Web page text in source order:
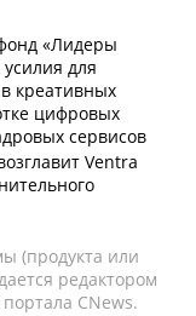
«Лидеры
для
креативных
цифровых
сервисов
Ventra
(продукта или
редактором
CNews.